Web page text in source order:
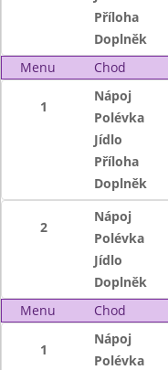
Příloha
Doplněk
Menu
Chod
1
Nápoj
Polévka
Jídlo
Příloha
Doplněk
2
Nápoj
Polévka
Jídlo
Doplněk
Menu
Chod
1
Nápoj
Polévka